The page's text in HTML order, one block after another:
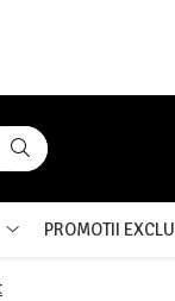
PROMOTII